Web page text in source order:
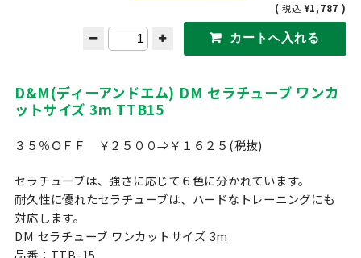
(税込 ¥1,787 )
D&M(ディーアンドエム) DM セラチューブ ワンカ
ットサイズ 3m TTB15
３５％ＯＦＦ ￥２５００⇒￥１６２５(税抜)
セラチューブは、強さに応じて６色に分かれています。
耐久性に優れたセラチューブは、ハードなトレーニングにも
対応します。
DM セラチューブ ワンカットサイズ 3m
品番：TTB-15